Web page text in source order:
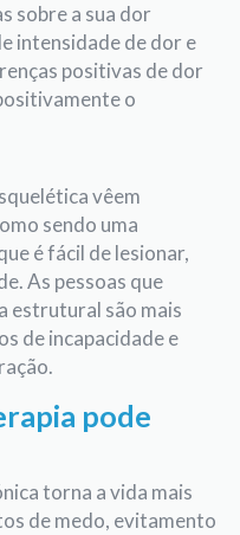
sobre a sua dor
intensidade de dor e
positivas de dor
o
vêem
sendo uma
é fácil de lesionar,
As pessoas que
estrutural são mais
de incapacidade e
pode
torna a vida mais
de medo, evitamento